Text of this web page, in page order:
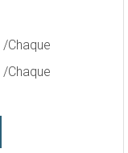
/Chaque
/Chaque